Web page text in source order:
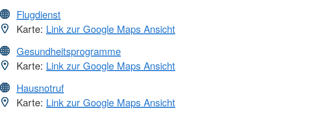
Flugdienst
Karte: Link zur Google Maps Ansicht
Gesundheitsprogramme
Karte: Link zur Google Maps Ansicht
Hausnotruf
Karte: Link zur Google Maps Ansicht